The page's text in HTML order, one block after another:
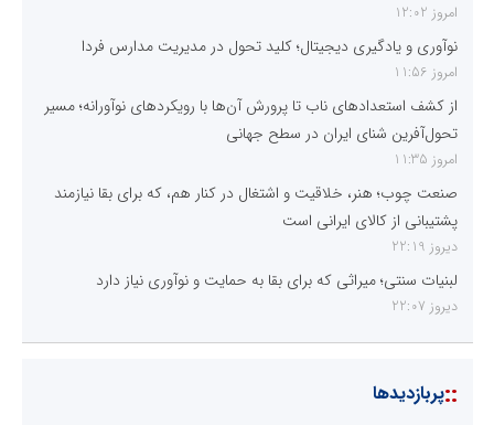
امروز 12:02
نوآوری و یادگیری دیجیتال؛ کلید تحول در مدیریت مدارس فردا
امروز 11:56
از کشف استعدادهای ناب تا پرورش آن‌ها با رویکردهای نوآورانه؛ مسیر
تحول‌آفرین شنای ایران در سطح جهانی
امروز 11:35
صنعت چوب؛ هنر، خلاقیت و اشتغال در کنار هم، که برای بقا نیازمند
پشتیبانی از کالای ایرانی است
دیروز 22:19
لبنیات سنتی؛ میراثی که برای بقا به حمایت و نوآوری نیاز دارد
دیروز 22:07
::پربازدیدها